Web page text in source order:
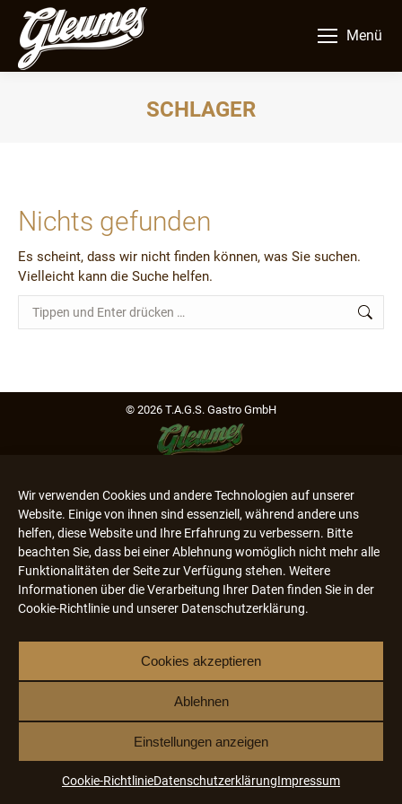
Wir verwenden Cookies und andere Technologien auf unserer
Website. Einige von ihnen sind essenziell, während andere uns
helfen, diese Website und Ihre Erfahrung zu verbessern. Bitte
beachten Sie, dass bei einer Ablehnung womöglich nicht mehr alle
Funktionalitäten der Seite zur Verfügung stehen. Weitere
Informationen über die Verarbeitung Ihrer Daten finden Sie in der
Cookie-Richtlinie und unserer Datenschutzerklärung.
Cookies akzeptieren
Ablehnen
Einstellungen anzeigen
Cookie-RichtlinieDatenschutzerklärungImpressum
Menü
SCHLAGER
Nichts gefunden
Es scheint, dass wir nicht finden können, was Sie suchen.
Vielleicht kann die Suche helfen.
Search:
© 2026 T.A.G.S. Gastro GmbH